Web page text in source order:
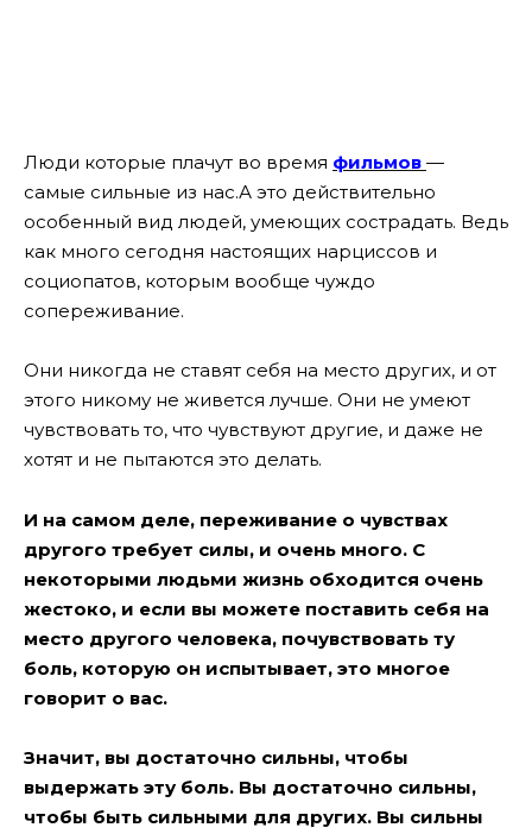
Люди которые плачут во время фильмов —
самые сильные из нас.А это действительно
особенный вид людей, умеющих сострадать. Ведь
как много сегодня настоящих нарциссов и
социопатов, которым вообще чуждо
сопереживание.
Они никогда не ставят себя на место других, и от
этого никому не живется лучше. Они не умеют
чувствовать то, что чувствуют другие, и даже не
хотят и не пытаются это делать.
И на самом деле, переживание о чувствах
другого требует силы, и очень много. С
некоторыми людьми жизнь обходится очень
жестоко, и если вы можете поставить себя на
место другого человека, почувствовать ту
боль, которую он испытывает, это многое
говорит о вас.
Значит, вы достаточно сильны, чтобы
выдержать эту боль. Вы достаточно сильны,
чтобы быть сильными для других. Вы сильны